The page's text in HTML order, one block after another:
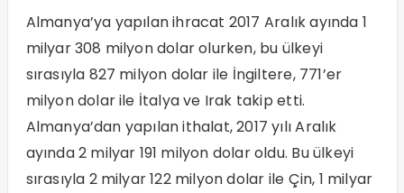
Almanya’ya yapılan ihracat 2017 Aralık ayında 1
milyar 308 milyon dolar olurken, bu ülkeyi
sırasıyla 827 milyon dolar ile İngiltere, 771’er
milyon dolar ile İtalya ve Irak takip etti.
Almanya’dan yapılan ithalat, 2017 yılı Aralık
ayında 2 milyar 191 milyon dolar oldu. Bu ülkeyi
sırasıyla 2 milyar 122 milyon dolar ile Çin, 1 milyar